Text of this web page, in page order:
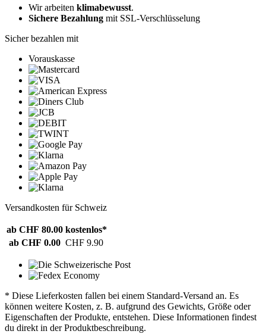
Wir arbeiten klimabewusst.
Sichere Bezahlung mit SSL-Verschlüsselung
Sicher bezahlen mit
Vorauskasse
Versandkosten für Schweiz
ab CHF 80.00 kostenlos*
ab CHF 0.00 CHF 9.90
* Diese Lieferkosten fallen bei einem Standard-Versand an. Es
können weitere Kosten, z. B. aufgrund des Gewichts, Größe oder
Eigenschaften der Produkte, entstehen. Diese Informationen findest
du direkt in der Produktbeschreibung.